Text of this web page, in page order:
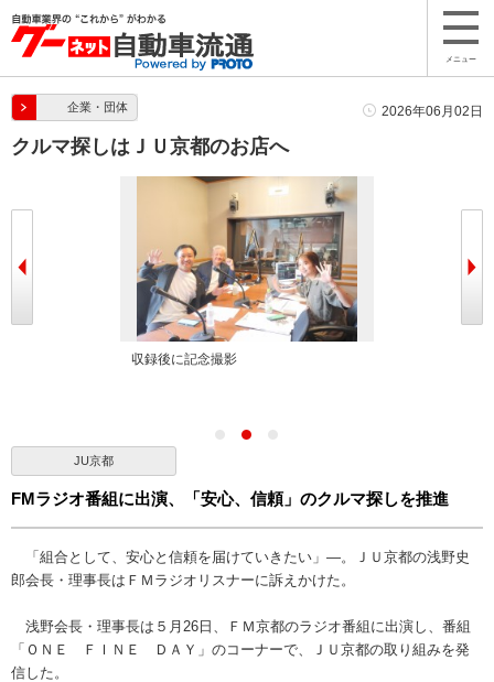
メニュー
企業・団体 2026年06月02日
クルマ探しはＪＵ京都のお店へ
収録後に記念撮影
JU京都
FMラジオ番組に出演、「安心、信頼」のクルマ探しを推進
「組合として、安心と信頼を届けていきたい」―。ＪＵ京都の浅野史
郎会長・理事長はＦＭラジオリスナーに訴えかけた。
浅野会長・理事長は５月26日、ＦＭ京都のラジオ番組に出演し、番組
「ＯＮＥ ＦＩＮＥ ＤＡＹ」のコーナーで、ＪＵ京都の取り組みを発
信した。